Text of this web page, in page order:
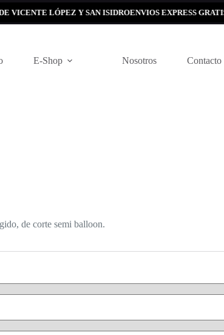
LÓPEZ Y SAN ISIDROENVIOS EXPRESS GRATIS EN
E-Shop Nosotros Contacto
de corte semi balloon.